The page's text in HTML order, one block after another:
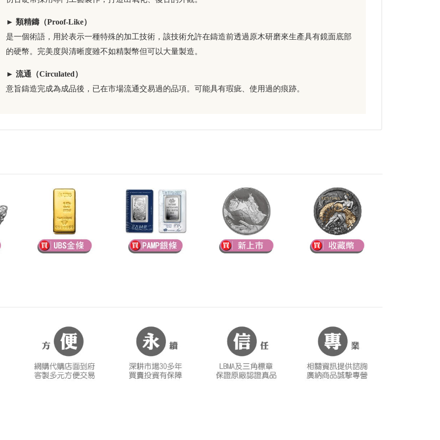
► 類精鑄（Proof-Like）
是一個術語，用於表示一種特殊的加工技術，該技術允許在鑄造前透過原木研磨來生產具有鏡面底部
的硬幣。完美度與清晰度雖不如精製幣但可以大量製造。
► 流通（Circulated）
意旨鑄造完成為成品後，已在市場流通交易過的品項。可能具有瑕疵、使用過的痕跡。